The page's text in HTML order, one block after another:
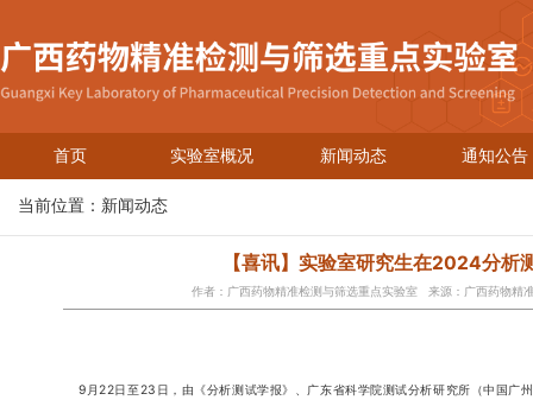
首页 实验室概况 新闻动态 通知公告
当前位置： 新闻动态
【喜讯】实验室研究生在2024分析
作者：广西药物精准检测与筛选重点实验室 来源：广西药物
9月22日至23日，由《分析测试学报》、广东省科学院测试分析研究所（中国广